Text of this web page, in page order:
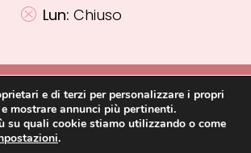
Lun: Chiuso
GELATO ARTIGIANALETORTE E SEMIFREDDI
MIGNONGRANITE E GHIACCIOLI
e di terzi per personalizzare i propri
mostrare annunci più pertinenti.
su quali cookie stiamo utilizzando o come
.